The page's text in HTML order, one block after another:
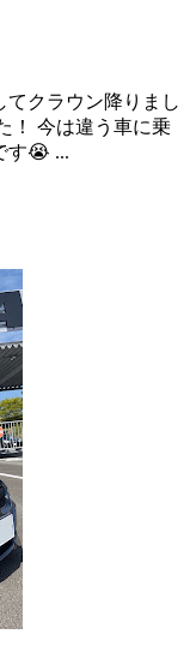
てクラウン降りまし
！ 今は違う車に乗
す😭 ...